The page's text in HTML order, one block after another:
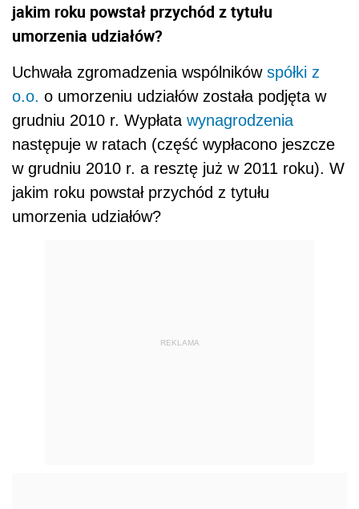
jakim roku powstał przychód z tytułu
umorzenia udziałów?
Uchwała zgromadzenia wspólników spółki z
o.o. o umorzeniu udziałów została podjęta w
grudniu 2010 r. Wypłata wynagrodzenia
następuje w ratach (część wypłacono jeszcze
w grudniu 2010 r. a resztę już w 2011 roku). W
jakim roku powstał przychód z tytułu
umorzenia udziałów?
REKLAMA